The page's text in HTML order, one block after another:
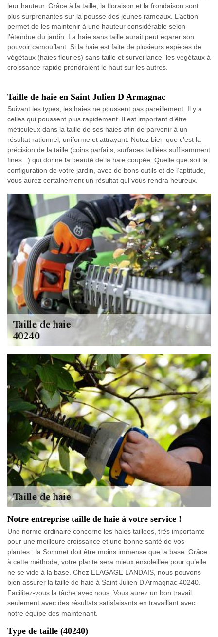
leur hauteur. Grâce à la taille, la floraison et la frondaison sont
plus surprenantes sur la pousse des jeunes rameaux. L’action
permet de les maintenir à une hauteur considérable selon
l’étendue du jardin. La haie sans taille aurait peut égarer son
pouvoir camouflant. Si la haie est faite de plusieurs espèces de
végétaux (haies fleuries) sans taille et surveillance, les végétaux à
croissance rapide prendraient le haut sur les autres.
Taille de haie en Saint Julien D Armagnac
Suivant les types, les haies ne poussent pas pareillement. Il y a
celles qui poussent plus rapidement. Il est important d’être
méticuleux dans la taille de ses haies afin de parvenir à un
résultat rationnel, uniforme et attrayant. Notez bien que c’est la
précision de la taille (coins parfaits, surfaces taillées suffisamment
fines...) qui donne la beauté de la haie coupée. Quelle que soit la
configuration de votre jardin, avec de bons outils et de l’aptitude,
vous aurez certainement un résultat qui vous rendra heureux.
Notre entreprise taille de haie à votre service !
Une norme ordinaire concerne les haies taillées, très importante
pour une meilleure croissance et une bonne santé de vos
plantes : la Sommet doit être moins immense que la base. Grâce
à cette méthode, votre plante sera mieux ensoleillée pour qu’elle
ne se vide à la base. Chez ELAGAGE LANDAIS, nous pouvons
bien assurer la taille de haie à Saint Julien D Armagnac 40240.
Facilitez-vous la tâche avec nous. Vous aurez un bon travail
seulement avec des résultats satisfaisants en travaillant avec
notre équipe dès maintenant.
Type de taille (40240)